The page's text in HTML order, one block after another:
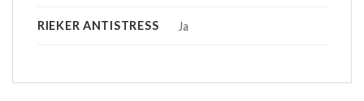
RIEKER ANTISTRESS Ja